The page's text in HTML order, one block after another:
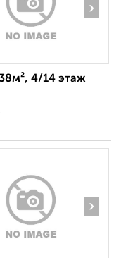
›
4/14 этаж
›